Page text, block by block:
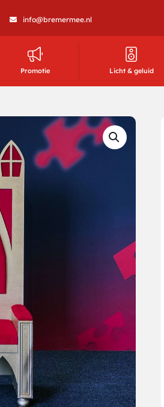
info@bremermee.nl
Promotie Licht & geluid